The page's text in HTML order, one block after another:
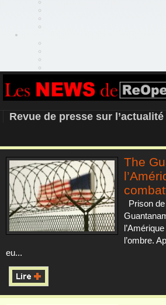
REOPEN911 –
Revue de presse sur
The
Prison
l’ombre.
eu...